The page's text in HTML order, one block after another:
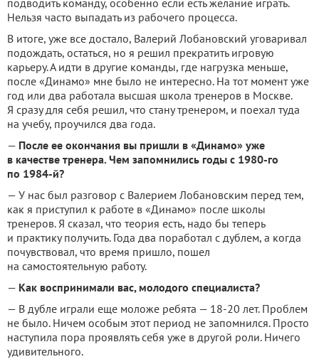
Нельзя часто выпадать из рабочего процесса.
В итоге, уже все достало, Валерий Лобановский уговаривал
подождать, остаться, но я решил прекратить игровую
карьеру.А идти в другие команды, где нагрузка меньше,
после «Динамо» мне было не интересно. На тот момент уже
год или два работала высшая школа тренеров в Москве.
Я сразу для себя решил, что стану тренером, и поехал туда
на учебу, проучился два года.
— После ее окончания вы пришли в «Динамо» уже
в качестве тренера. Чем запомнились годы с 1980-го
по 1984-й?
— У нас был разговор с Валерием Лобановским перед тем,
как я приступил к работе в «Динамо» после школы
тренеров. Я сказал, что теория есть, надо бы теперь
и практику получить. Года два поработал с дублем, а когда
почувствовал, что время пришло, пошел
на самостоятельную работу.
— Как воспринимали вас, молодого специалиста?
— В дубле играли еще моложе ребята — 18-20 лет. Проблем
не было. Ничем особым этот период не запомнился. Просто
наступила пора проявлять себя уже в другой роли. Ничего
удивительного.